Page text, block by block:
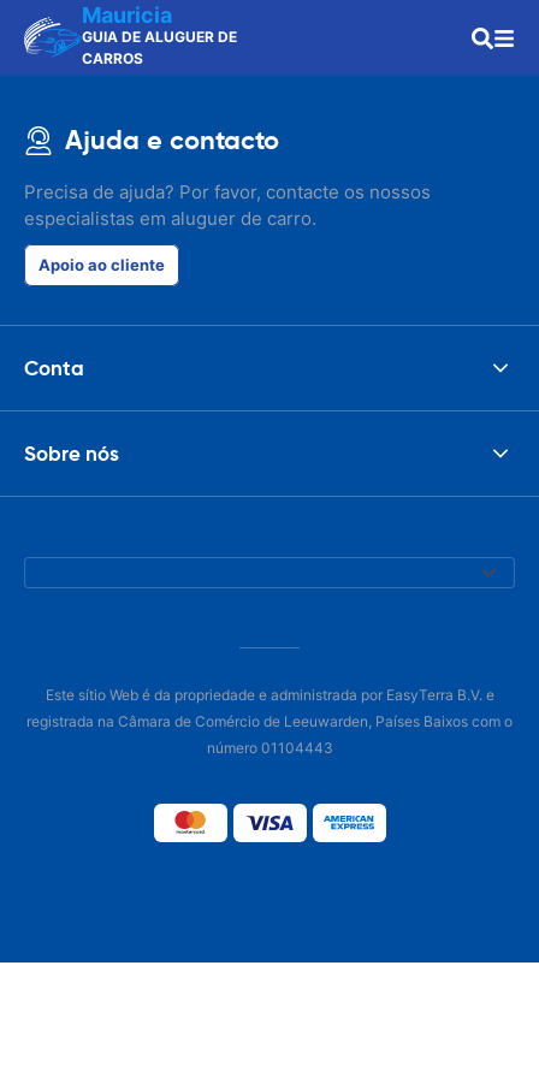
Mauricia
GUIA DE ALUGUER DE
CARROS
Ajuda e contacto
Precisa de ajuda? Por favor, contacte os nossos
especialistas em aluguer de carro.
Apoio ao cliente
Conta
Sobre nós
Este sítio Web é da propriedade e administrada por EasyTerra B.V. e
registrada na Câmara de Comércio de Leeuwarden, Países Baixos com o
número 01104443